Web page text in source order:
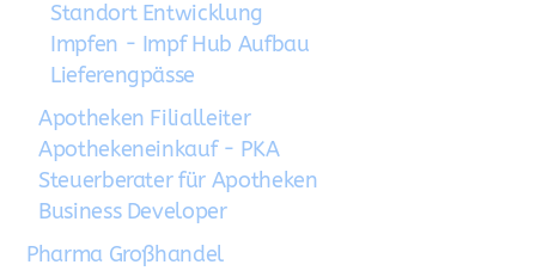
Standort Entwicklung
Impfen - Impf Hub Aufbau
Lieferengpässe
Apotheken Filialleiter
Apothekeneinkauf - PKA
Steuerberater für Apotheken
Business Developer
Pharma Großhandel